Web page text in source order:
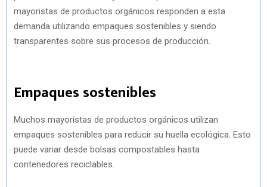
mayoristas de productos orgánicos responden a esta
demanda utilizando empaques sostenibles y siendo
transparentes sobre sus procesos de producción.
Empaques sostenibles
Muchos mayoristas de productos orgánicos utilizan
empaques sostenibles para reducir su huella ecológica. Esto
puede variar desde bolsas compostables hasta
contenedores reciclables.